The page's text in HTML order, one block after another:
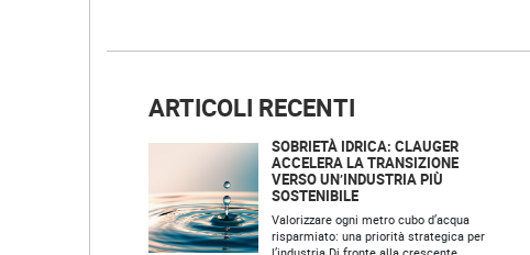
ARTICOLI RECENTI
SOBRIETÀ IDRICA: CLAUGER
ACCELERA LA TRANSIZIONE
VERSO UN’INDUSTRIA PIÙ
SOSTENIBILE
Valorizzare ogni metro cubo d’acqua
risparmiato: una priorità strategica per